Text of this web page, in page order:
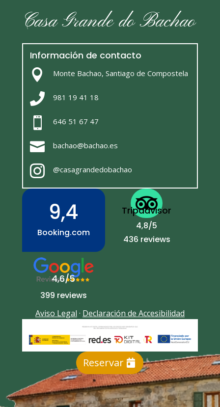
Casa Grande do Bachao
Información de contacto
 Monte Bachao, Santiago de Compostela
 981 19 41 18
 646 51 67 47
 bachao@bachao.es
 @casagrandedobachao
9,4
Booking.com

Tripadvisor
4,8/5
436 reviews
4,6/5
399 reviews
Aviso Legal · Declaración de Accesibilidad
Reservar